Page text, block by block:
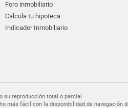
Foro inmobiliario
Calcula tu hipoteca
Indicador Inmobiliario
su reproducción total o parcial
más fácil con la disponibilidad de navegación